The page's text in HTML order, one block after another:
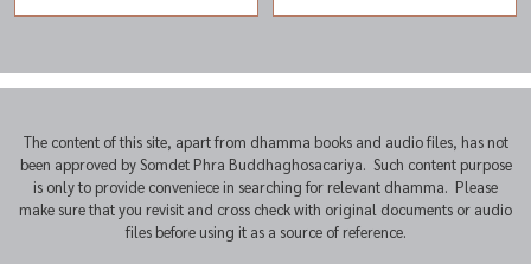
The content of this site, apart from dhamma books and audio files, has not
been approved by Somdet Phra Buddhaghosacariya. Such content purpose
is only to provide conveniece in searching for relevant dhamma. Please
make sure that you revisit and cross check with original documents or audio
files before using it as a source of reference.